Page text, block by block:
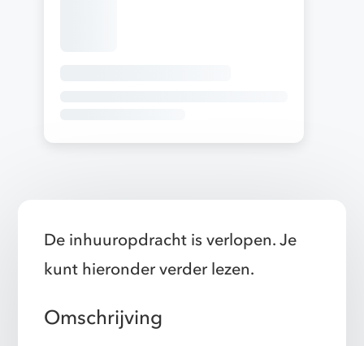
De inhuuropdracht is verlopen. Je
kunt hieronder verder lezen.
Omschrijving